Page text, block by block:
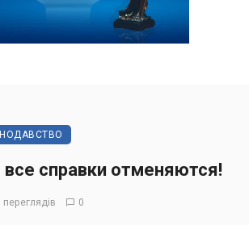
справки отменяются!
переглядів 0